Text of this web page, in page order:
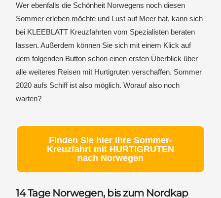
Wer ebenfalls die Schönheit Norwegens noch diesen
Sommer erleben möchte und Lust auf Meer hat, kann sich
bei KLEEBLATT Kreuzfahrten vom Spezialisten beraten
lassen. Außerdem können Sie sich mit einem Klick auf
dem folgenden Button schon einen ersten Überblick über
alle weiteres Reisen mit Hurtigruten verschaffen. Sommer
2020 aufs Schiff ist also möglich. Worauf also noch
warten?
Finden Sie hier ihre Sommer-
Kreuzfahrt mit HURTIGRUTEN
nach Norwegen
14 Tage Norwegen, bis zum Nordkap